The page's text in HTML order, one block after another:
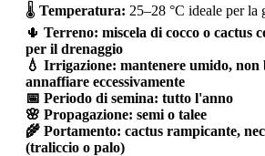
🌡️ Temperatura: 25–28 °C ideale per la
🌵 Terreno: miscela di cocco o cactus
per il drenaggio
💧 Irrigazione: mantenere umido, non
annaffiare eccessivamente
📅 Periodo di semina: tutto l'anno
🌸 Propagazione: semi o talee
🌾 Portamento: cactus rampicante,
(traliccio o palo)